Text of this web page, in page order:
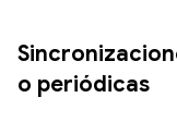
o periódicas